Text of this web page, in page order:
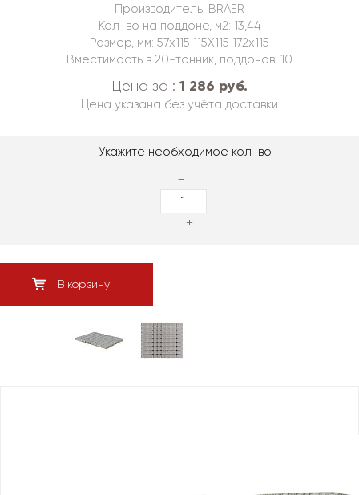
Производитель: BRAER
Кол-во на поддоне, м2: 13,44
Размер, мм: 57х115 115Х115 172х115
Вместимость в 20-тонник, поддонов: 10
Цена за : 1 286 руб.
Цена указана без учёта доставки
Укажите необходимое кол-во
-
+
В корзину